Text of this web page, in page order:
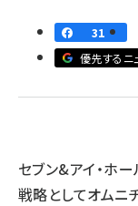
base
31
優先するニ
セブン&アイ・ホ
戦略としてオムニ